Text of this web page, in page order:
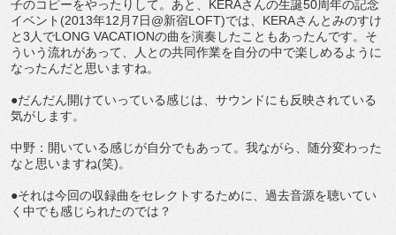
子のコピーをやったりして。あと、KERAさんの生誕50周年の記念
イベント(2013年12月7日@新宿LOFT)では、KERAさんとみのすけ
と3人でLONG VACATIONの曲を演奏したこともあったんです。そ
ういう流れがあって、人との共同作業を自分の中で楽しめるように
なったんだと思いますね。
●だんだん開けていっている感じは、サウンドにも反映されている
気がします。
中野：開いている感じが自分でもあって。我ながら、随分変わった
なと思いますね(笑)。
●それは今回の収録曲をセレクトするために、過去音源を聴いてい
く中でも感じられたのでは？